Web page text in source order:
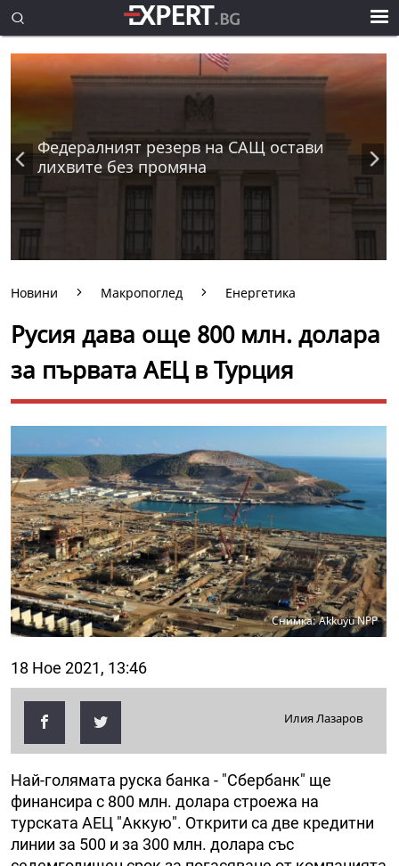
Федералният резерв на САЩ остави
лихвите без промяна
Новини Макропоглед Енергетика
Русия дава още 800 млн. долара
за първата АЕЦ в Турция
Снимка: Akkuyu NPP
18 Ное 2021, 13:46
Илия Лазаров
Най-голямата руска банка - "Сбербанк" ще
финансира с 800 млн. долара строежа на
турската АЕЦ "Аккую". Открити са две кредитни
линии за 500 и за 300 млн. долара със